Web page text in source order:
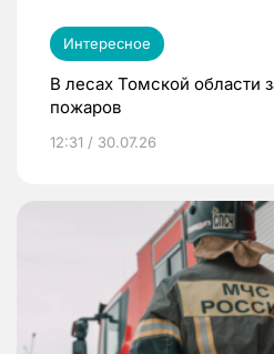
Интересное
В лесах Томской области
пожаров
12:31 / 30.07.26